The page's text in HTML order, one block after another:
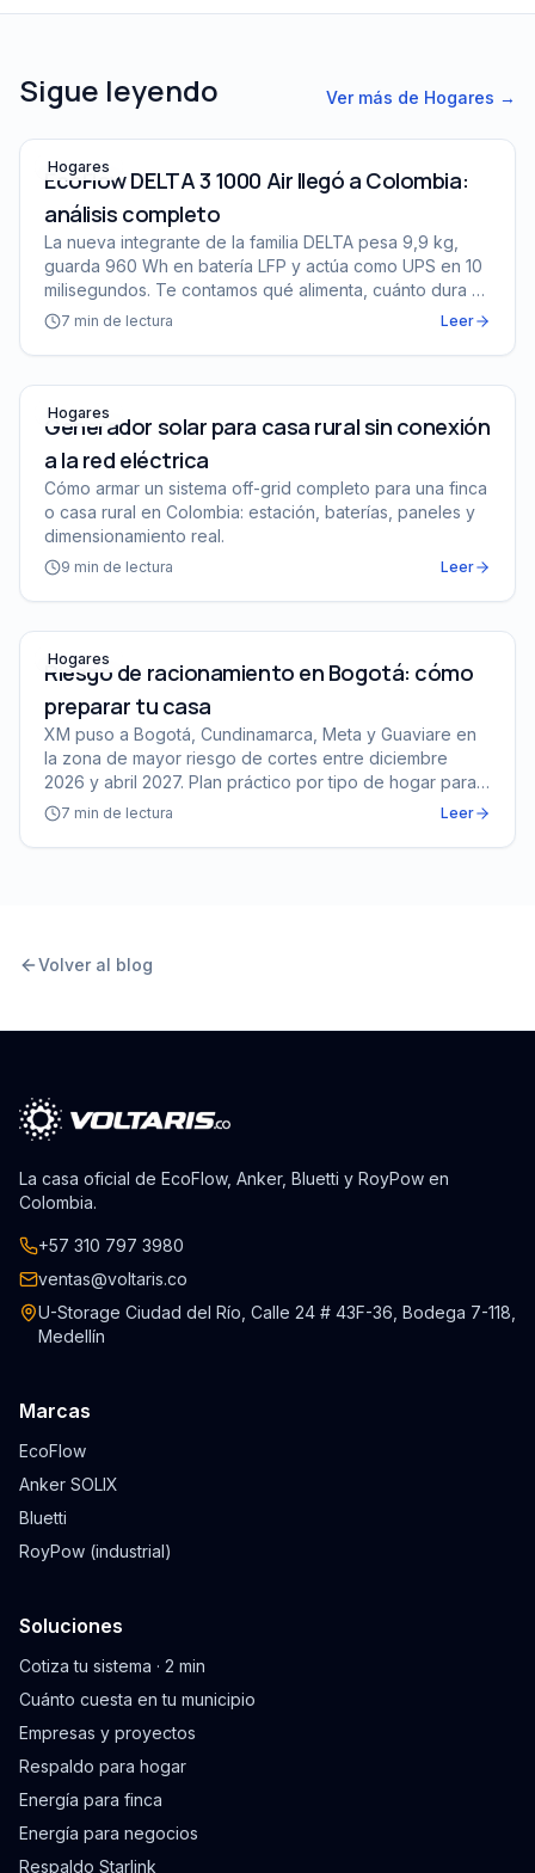
Sigue leyendo Ver más de Hogares →
EcoFlow DELTA 3 1000 Air llegó a Colombia: análisis
Hogares
EcoFlow DELTA 3 1000 Air llegó a Colombia:
análisis completo
La nueva integrante de la familia DELTA pesa 9,9 kg,
guarda 960 Wh en batería LFP y actúa como UPS en 10
milisegundos. Te contamos qué alimenta, cuánto dura y
para quién es (y para quién no).
7 min de lectura Leer
Generador solar para casa rural sin conexión a la red
Hogares
Generador solar para casa rural sin conexión
a la red eléctrica
Cómo armar un sistema off-grid completo para una finca
o casa rural en Colombia: estación, baterías, paneles y
dimensionamiento real.
9 min de lectura Leer
Riesgo de racionamiento en Bogotá: cómo preparar tu
Hogares
Riesgo de racionamiento en Bogotá: cómo
preparar tu casa
XM puso a Bogotá, Cundinamarca, Meta y Guaviare en
la zona de mayor riesgo de cortes entre diciembre
2026 y abril 2027. Plan práctico por tipo de hogar para
pasar los bloques sin luz como si nada.
7 min de lectura Leer
Volver al blog
La casa oficial de EcoFlow, Anker, Bluetti y RoyPow en
Colombia.
+57 310 797 3980
ventas@voltaris.co
U-Storage Ciudad del Río, Calle 24 # 43F-36, Bodega 7-118,
Medellín
Marcas
EcoFlow
Anker SOLIX
Bluetti
RoyPow (industrial)
Soluciones
Cotiza tu sistema · 2 min
Cuánto cuesta en tu municipio
Empresas y proyectos
Respaldo para hogar
Energía para finca
Energía para negocios
Respaldo Starlink